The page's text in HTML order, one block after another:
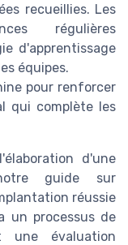
recueillies. Les
régulières
d'apprentissage
équipes.
pour renforcer
qui complète les
d'une
guide sur
réussie
un processus de
une évaluation